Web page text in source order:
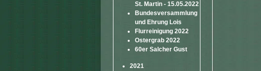
St. Martin - 15.05.2022
Bundesversammlung
und Ehrung Lois
Flurreinigung 2022
Ostergrab 2022
60er Salcher Gust
2021